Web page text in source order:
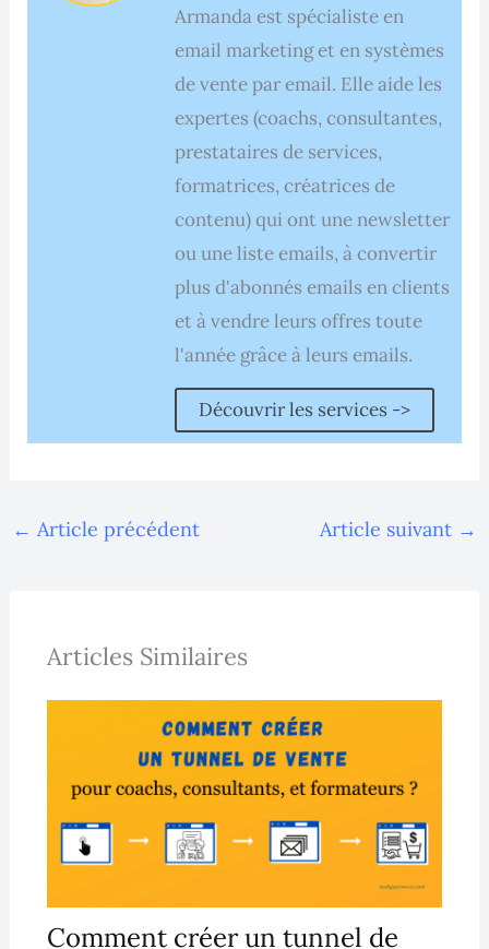
Armanda est spécialiste en
email marketing et en systèmes
de vente par email. Elle aide les
expertes (coachs, consultantes,
prestataires de services,
formatrices, créatrices de
contenu) qui ont une newsletter
ou une liste emails, à convertir
plus d'abonnés emails en clients
et à vendre leurs offres toute
l'année grâce à leurs emails.
Découvrir les services ->
← Article précédent Article suivant →
Articles Similaires
Comment créer un tunnel de